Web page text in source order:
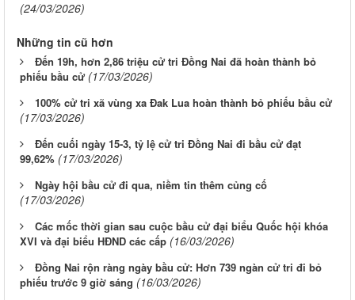
(24/03/2026)
Những tin cũ hơn
Đến 19h, hơn 2,86 triệu cử tri Đồng Nai đã hoàn thành bỏ
phiếu bầu cử (17/03/2026)
100% cử tri xã vùng xa Đak Lua hoàn thành bỏ phiếu bầu cử
(17/03/2026)
Đến cuối ngày 15-3, tỷ lệ cử tri Đồng Nai đi bầu cử đạt
99,62% (17/03/2026)
Ngày hội bầu cử đi qua, niềm tin thêm củng cố
(17/03/2026)
Các mốc thời gian sau cuộc bầu cử đại biểu Quốc hội khóa
XVI và đại biểu HĐND các cấp (16/03/2026)
Đồng Nai rộn ràng ngày bầu cử: Hơn 739 ngàn cử tri đi bỏ
phiếu trước 9 giờ sáng (16/03/2026)